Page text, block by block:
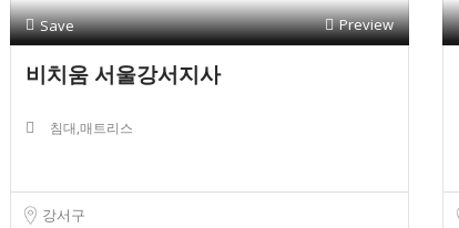
Save Preview
비치움 서울강서지사
침대,매트리스
강서구